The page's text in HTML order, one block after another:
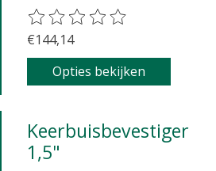
De beoordeling van dit
€144,14
Opties bekijken
Keerbuisbevestiger
1,5"